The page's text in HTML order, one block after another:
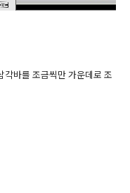
바를 조금씩만 가운데로 조